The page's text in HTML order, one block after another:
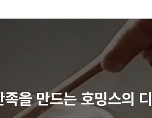
족을 만드는 호밍스의